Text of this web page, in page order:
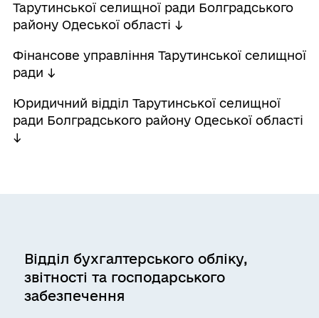
Тарутинської селищної ради Болградського
району Одеської області ↓
Фінансове управління Тарутинської селищної
ради ↓
Юридичний відділ Тарутинської селищної
ради Болградського району Одеської області
↓
Відділ бухгалтерського обліку,
звітності та господарського
забезпечення